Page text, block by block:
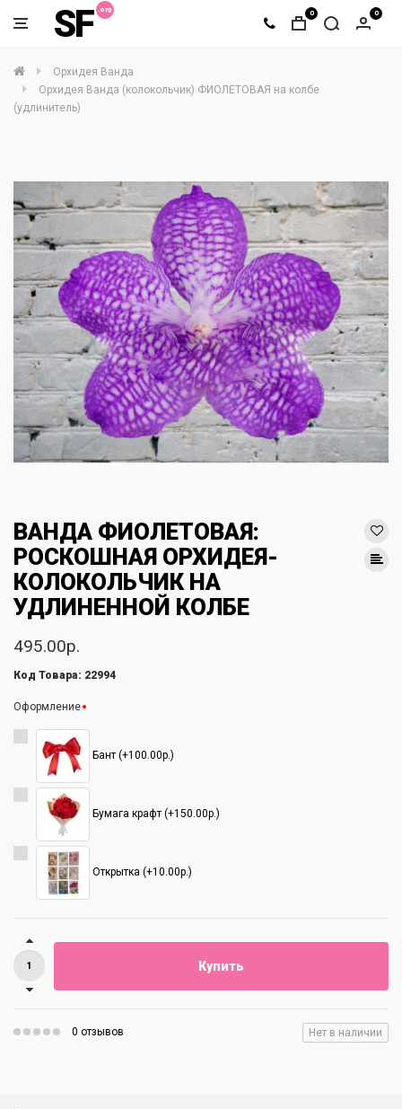
SF 0 0
Орхидея Ванда
Орхидея Ванда (колокольчик) ФИОЛЕТОВАЯ на колбе
(удлинитель)
ВАНДА ФИОЛЕТОВАЯ:
РОСКОШНАЯ ОРХИДЕЯ-
КОЛОКОЛЬЧИК НА
УДЛИНЕННОЙ КОЛБЕ
495.00р.
Код Товара: 22994
Оформление
Бант (+100.00р.)
Бумага крафт (+150.00р.)
Открытка (+10.00р.)
Купить
0 отзывов Нет в наличии